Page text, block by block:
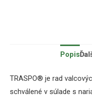
Popis
TRASPO® je rad
schválené v súlade s